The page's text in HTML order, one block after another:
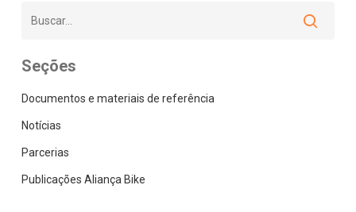
Seções
Documentos e materiais de referência
Notícias
Parcerias
Publicações Aliança Bike